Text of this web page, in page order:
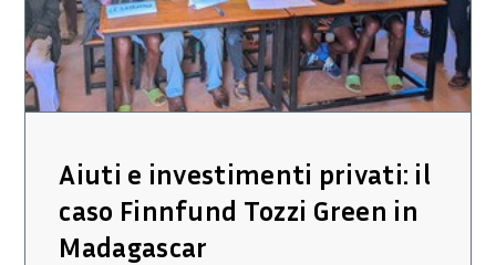
Aiuti e investimenti privati: il
caso Finnfund Tozzi Green in
Madagascar